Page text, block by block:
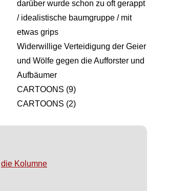
darüber wurde schon zu oft gerappt
/ idealistische baumgruppe / mit
etwas grips
Widerwillige Verteidigung der Geier
und Wölfe gegen die Aufforster und
Aufbäumer
CARTOONS (9)
CARTOONS (2)
die Kolumne